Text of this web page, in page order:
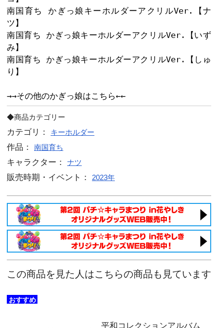
キャラクター部分
80mm×80mm以内
キュイン萌ーる定番の大人気商品『
ダー』の
過去販売キャラクターがアクリルVer.
アクリルキーホルダー用に仕上げた
たに再登場です♪
南国育ち かぎっ娘キーホルダーア
プリートセット】
南国育ち かぎっ娘キーホルダーア
か】
南国育ち かぎっ娘キーホルダーア
ディ】
南国育ち かぎっ娘キーホルダーア